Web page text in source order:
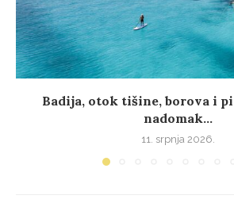
Badija, otok tišine, borova i
nadomak...
11. srpnja 2026.